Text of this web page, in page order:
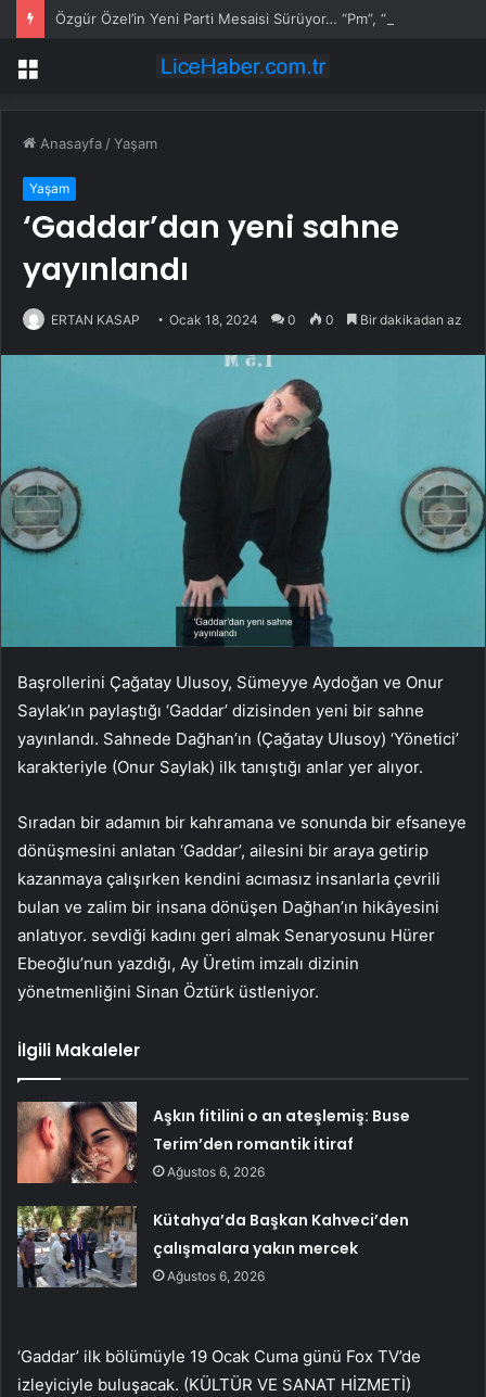
Menü
Anasayfa /Yaşam
Yaşam
‘Gaddar’dan yeni sahne
yayınlandı
ERTAN KASAP Ocak 18, 2024 0 0 Bir dakikadan az
Başrollerini Çağatay Ulusoy, Sümeyye Aydoğan ve Onur
Saylak’ın paylaştığı ‘Gaddar’ dizisinden yeni bir sahne
yayınlandı. Sahnede Dağhan’ın (Çağatay Ulusoy) ‘Yönetici’
karakteriyle (Onur Saylak) ilk tanıştığı anlar yer alıyor.
Sıradan bir adamın bir kahramana ve sonunda bir efsaneye
dönüşmesini anlatan ‘Gaddar’, ailesini bir araya getirip
kazanmaya çalışırken kendini acımasız insanlarla çevrili
bulan ve zalim bir insana dönüşen Dağhan’ın hikâyesini
anlatıyor. sevdiği kadını geri almak Senaryosunu Hürer
Ebeoğlu’nun yazdığı, Ay Üretim imzalı dizinin
yönetmenliğini Sinan Öztürk üstleniyor.
İlgili Makaleler
Aşkın fitilini o an ateşlemiş: Buse
Terim’den romantik itiraf
Ağustos 6, 2026
Kütahya’da Başkan Kahveci’den
çalışmalara yakın mercek
Ağustos 6, 2026
‘Gaddar’ ilk bölümüyle 19 Ocak Cuma günü Fox TV’de
izleyiciyle buluşacak. (KÜLTÜR VE SANAT HİZMETİ)